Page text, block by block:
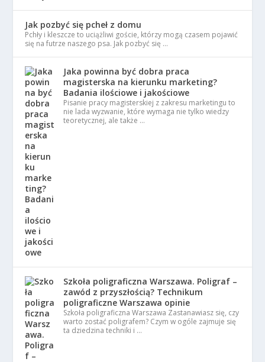
Jak pozbyć się pcheł z domu
Pchły i kleszcze to uciążliwi goście, którzy mogą czasem pojawić
się na futrze naszego psa. Jak pozbyć się …
Jaka powinna być dobra praca
magisterska na kierunku marketing?
Badania ilościowe i jakościowe
Pisanie pracy magisterskiej z zakresu marketingu to
nie lada wyzwanie, które wymaga nie tylko wiedzy
teoretycznej, ale także …
Szkoła poligraficzna Warszawa. Poligraf –
zawód z przyszłością? Technikum
poligraficzne Warszawa opinie
Szkoła poligraficzna Warszawa Zastanawiasz się, czy
warto zostać poligrafem? Czym w ogóle zajmuje się
ta dziedzina techniki i …